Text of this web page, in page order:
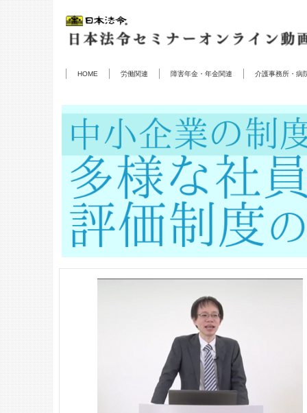
HOME 労働関連 障害年金・年金関連 介護事務所・病